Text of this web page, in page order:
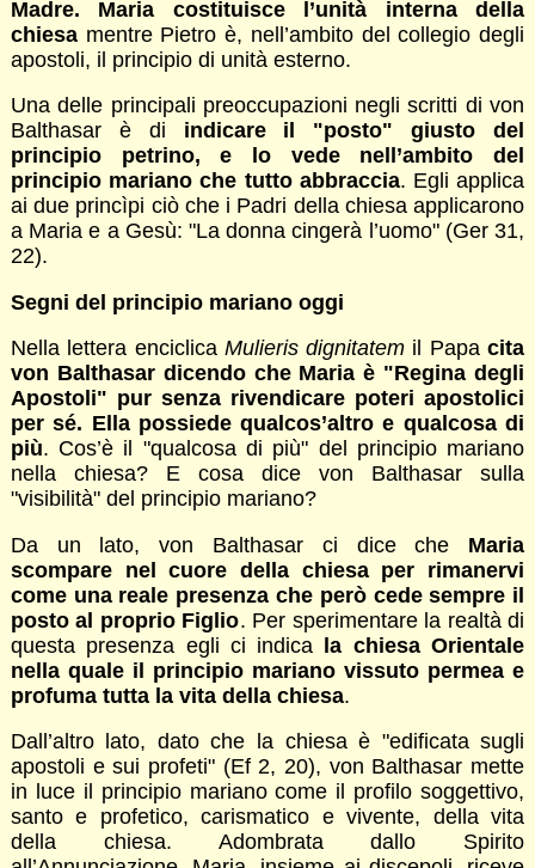
Madre. Maria costituisce l’unità interna della
chiesamentre Pietro è, nell’ambito del collegio degli
apostoli, il principio di unità esterno.
Una delle principali preoccupazioni negli scritti di von
Balthasar è di indicare il "posto" giusto del
principio petrino, e lo vede nell’ambito del
principio mariano che tutto abbraccia. Egli applica
ai due princìpi ciò che i Padri della chiesa applicarono
a Maria e a Gesù: "La donna cingerà l’uomo" (Ger 31,
22).
Segni del principio mariano oggi
Nella lettera enciclica Mulieris dignitatem il Papacita
von Balthasar dicendo che Maria è "Regina degli
Apostoli" pur senza rivendicare poteri apostolici
per sé. Ella possiede qualcos’altro e qualcosa di
più. Cos’è il "qualcosa di più" del principio mariano
nella chiesa? E cosa dice von Balthasar sulla
"visibilità" del principio mariano?
Da un lato, von Balthasar ci dice che Maria
scompare nel cuore della chiesa per rimanervi
come una reale presenza che però cede sempre il
posto al proprio Figlio. Per sperimentare la realtà di
questa presenza egli ci indica la chiesa Orientale
nella quale il principio mariano vissuto permea e
profuma tutta la vita della chiesa.
Dall’altro lato, dato che la chiesa è "edificata sugli
apostoli e sui profeti" (Ef 2, 20), von Balthasar mette
in luce il principio mariano come il profilo soggettivo,
santo e profetico, carismatico e vivente, della vita
della chiesa. Adombrata dallo Spirito